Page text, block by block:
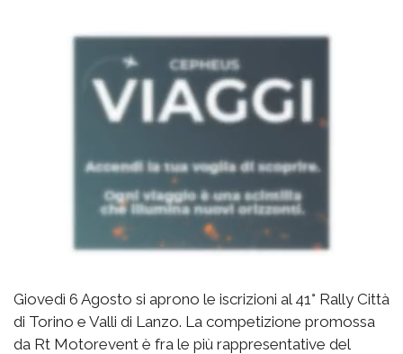
Giovedì 6 Agosto si aprono le iscrizioni al 41° Rally Città
di Torino e Valli di Lanzo. La competizione promossa
da Rt Motorevent è fra le più rappresentative del